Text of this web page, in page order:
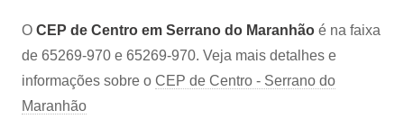
O CEP de Centro em Serrano do Maranhão é na faixa
de 65269-970 e 65269-970. Veja mais detalhes e
informações sobre o CEP de Centro - Serrano do
Maranhão